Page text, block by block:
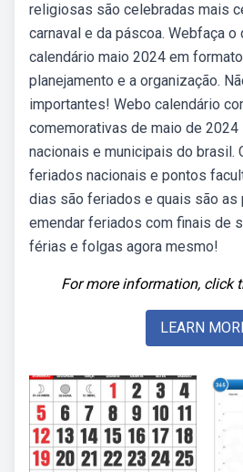
religiosas são celebradas mais
carnaval e da páscoa. Webfaça
calendário maio 2024 em
planejamento e a organização.
importantes! Webo calendário
comemorativas de maio de
nacionais e municipais do brasil.
feriados nacionais e pontos
dias são feriados e quais são
emendar feriados com finais de
férias e folgas agora mesmo!
For more information, click
LEARN